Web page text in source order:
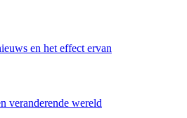
en het effect ervan
veranderende wereld